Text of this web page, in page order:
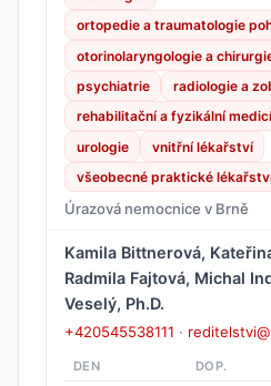
ortopedie a traumatologie
otorinolaryngologie a
psychiatrie
radiologie a
rehabilitační a fyzikální
urologie
vnitřní lékařství
všeobecné praktické
Úrazová nemocnice v Brně
Kamila Bittnerová,
Radmila Fajtová, Michal
Veselý, Ph.D.
+420545538111 ·
DEN DOP.